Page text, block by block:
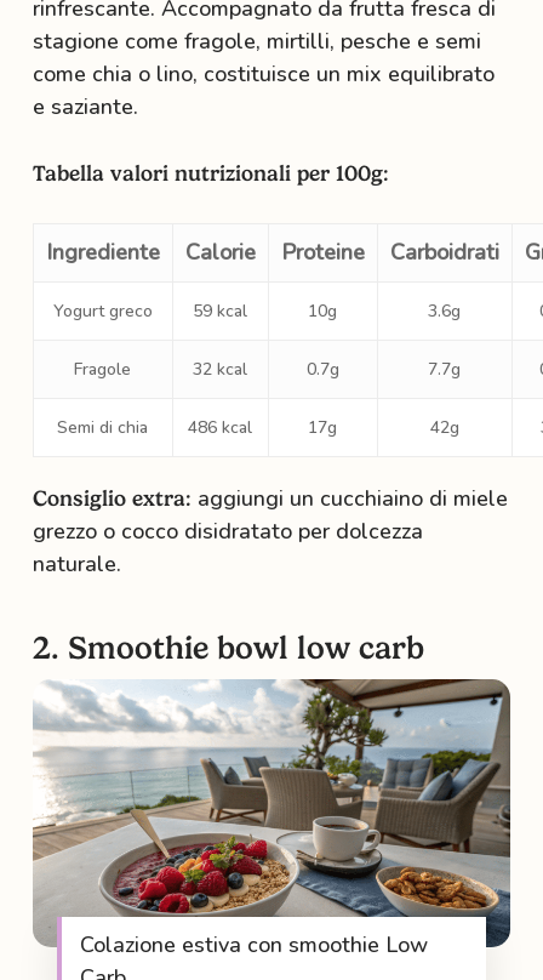
rinfrescante. Accompagnato da frutta fresca di
stagione come fragole, mirtilli, pesche e semi
come chia o lino, costituisce un mix equilibrato
e saziante.
Tabella valori nutrizionali per 100g:
Ingrediente Calorie Proteine Carboidrati
Yogurt greco 59 kcal 10g 3.6g
Fragole 32 kcal 0.7g 7.7g
Semi di chia 486 kcal 17g 42g
Consiglio extra: aggiungi un cucchiaino di miele
grezzo o cocco disidratato per dolcezza
naturale.
2. Smoothie bowl low carb
Colazione estiva con smoothie Low